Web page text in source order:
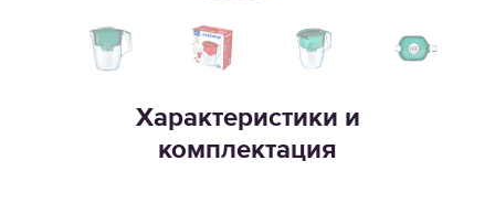
Характеристики и
комплектация